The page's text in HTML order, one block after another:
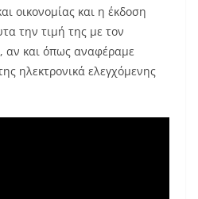
οικονομίας και η έκδοση
την τιμή της με τον
αν και όπως αναφέραμε
ηλεκτρονικά ελεγχόμενης